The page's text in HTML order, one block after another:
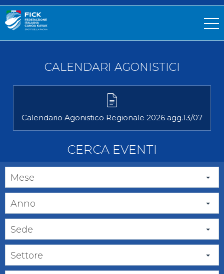
CALENDARI AGONISTICI
Calendario Agonistico Regionale 2026 agg.13/07
CERCA EVENTI
Mese
Anno
Sede
Settore